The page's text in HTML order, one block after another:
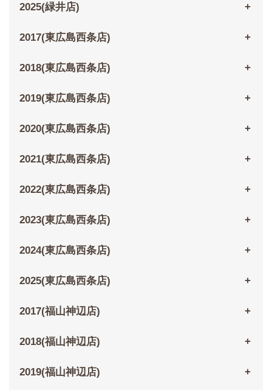
2025(緑井店)
2017(東広島西条店)
2018(東広島西条店)
2019(東広島西条店)
2020(東広島西条店)
2021(東広島西条店)
2022(東広島西条店)
2023(東広島西条店)
2024(東広島西条店)
2025(東広島西条店)
2017(福山神辺店)
2018(福山神辺店)
2019(福山神辺店)